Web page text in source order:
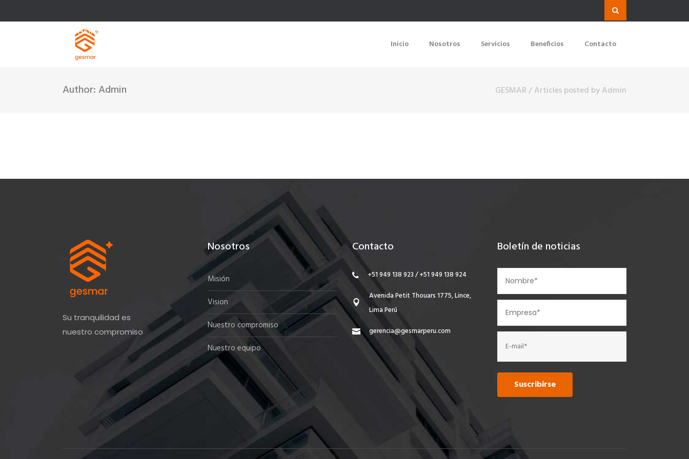
(+51) 949 138 923 / (+51) 949 138 924
Av. Petit Thouars 1775 Of. 404 Lince, Lima - Perú.
Inicio Nosotros Servicios Beneficios Contacto
Author: Admin GESMAR/Articles posted by Admin
Su tranquilidad es
nuestro compromiso
Nosotros
Misión
Vision
Nuestro compromiso
Nuestro equipo
Contacto
+51 949 138 923 / +51 949 138 924
Avenida Petit Thouars 1775, Lince,
Lima Perú
gerencia@gesmarperu.com
Boletín de noticias